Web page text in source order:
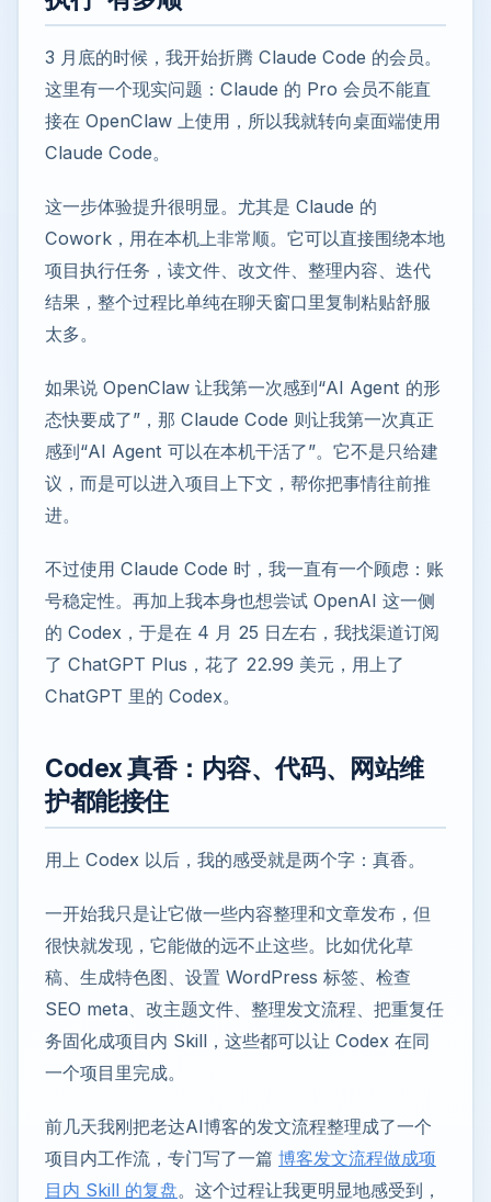
3 月底的时候，我开始折腾 Claude Code 的会员。
这里有一个现实问题：Claude 的 Pro 会员不能直
接在 OpenClaw 上使用，所以我就转向桌面端使用
Claude Code。
这一步体验提升很明显。尤其是 Claude 的
Cowork，用在本机上非常顺。它可以直接围绕本地
项目执行任务，读文件、改文件、整理内容、迭代
结果，整个过程比单纯在聊天窗口里复制粘贴舒服
太多。
如果说 OpenClaw 让我第一次感到“AI Agent 的形
态快要成了”，那 Claude Code 则让我第一次真正
感到“AI Agent 可以在本机干活了”。它不是只给建
议，而是可以进入项目上下文，帮你把事情往前推
进。
不过使用 Claude Code 时，我一直有一个顾虑：账
号稳定性。再加上我本身也想尝试 OpenAI 这一侧
的 Codex，于是在 4 月 25 日左右，我找渠道订阅
了 ChatGPT Plus，花了 22.99 美元，用上了
ChatGPT 里的 Codex。
Codex 真香：内容、代码、网站维
护都能接住
用上 Codex 以后，我的感受就是两个字：真香。
一开始我只是让它做一些内容整理和文章发布，但
很快就发现，它能做的远不止这些。比如优化草
稿、生成特色图、设置 WordPress 标签、检查
SEO meta、改主题文件、整理发文流程、把重复任
务固化成项目内 Skill，这些都可以让 Codex 在同
一个项目里完成。
前几天我刚把老达AI博客的发文流程整理成了一个
项目内工作流，专门写了一篇 博客发文流程做成项
目内 Skill 的复盘。这个过程让我更明显地感受到，